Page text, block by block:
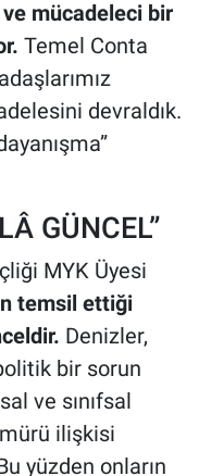
mücadeleci bir
Temel Conta
devraldık.
GÜNCEL”
MYK Üyesi
temsil ettiği
Denizler,
bir sorun
ve sınıfsal
ilişkisi
yüzden onların